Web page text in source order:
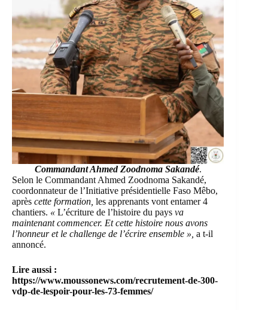
Commandant Ahmed Zoodnoma Sakandé.
Selon le Commandant Ahmed Zoodnoma Sakandé,
coordonnateur de l’Initiative présidentielle Faso Mêbo,
après cette formation, les apprenants vont entamer 4
chantiers. « L’écriture de l’histoire du pays va
maintenant commencer. Et cette histoire nous avons
l’honneur et le challenge de l’écrire ensemble », a t-il
annoncé.
Lire aussi :
https://www.moussonews.com/recrutement-de-300-
vdp-de-lespoir-pour-les-73-femmes/